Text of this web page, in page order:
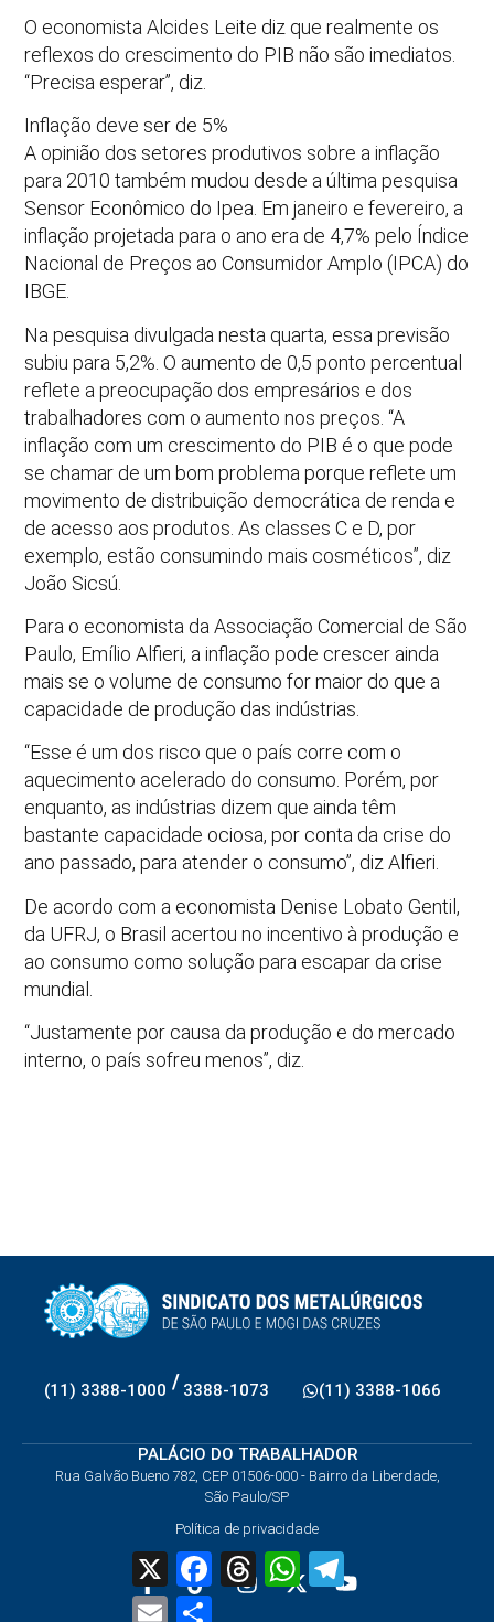
O economista Alcides Leite diz que realmente os
reflexos do crescimento do PIB não são imediatos.
“Precisa esperar”, diz.
Inflação deve ser de 5%
A opinião dos setores produtivos sobre a inflação
para 2010 também mudou desde a última pesquisa
Sensor Econômico do Ipea. Em janeiro e fevereiro, a
inflação projetada para o ano era de 4,7% pelo Índice
Nacional de Preços ao Consumidor Amplo (IPCA) do
IBGE.
Na pesquisa divulgada nesta quarta, essa previsão
subiu para 5,2%. O aumento de 0,5 ponto percentual
reflete a preocupação dos empresários e dos
trabalhadores com o aumento nos preços. “A
inflação com um crescimento do PIB é o que pode
se chamar de um bom problema porque reflete um
movimento de distribuição democrática de renda e
de acesso aos produtos. As classes C e D, por
exemplo, estão consumindo mais cosméticos”, diz
João Sicsú.
Para o economista da Associação Comercial de São
Paulo, Emílio Alfieri, a inflação pode crescer ainda
mais se o volume de consumo for maior do que a
capacidade de produção das indústrias.
“Esse é um dos risco que o país corre com o
aquecimento acelerado do consumo. Porém, por
enquanto, as indústrias dizem que ainda têm
bastante capacidade ociosa, por conta da crise do
ano passado, para atender o consumo”, diz Alfieri.
De acordo com a economista Denise Lobato Gentil,
da UFRJ, o Brasil acertou no incentivo à produção e
ao consumo como solução para escapar da crise
mundial.
“Justamente por causa da produção e do mercado
interno, o país sofreu menos”, diz.
(11) 3388-1000 / 3388-1073 (11) 3388-1066
PALÁCIO DO TRABALHADOR
Rua Galvão Bueno 782, CEP 01506-000 - Bairro da Liberdade,
São Paulo/SP
Política de privacidade
X FacebookThreadsWhatsApp
Email